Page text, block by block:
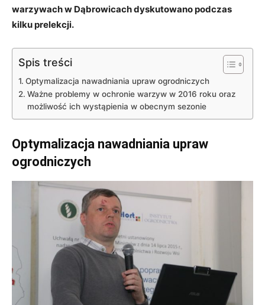
warzywach w Dąbrowicach dyskutowano podczas
kilku prelekcji.
Spis treści
Optymalizacja nawadniania upraw ogrodniczych
Ważne problemy w ochronie warzyw w 2016 roku oraz
możliwość ich wystąpienia w obecnym sezonie
Optymalizacja nawadniania upraw
ogrodniczych